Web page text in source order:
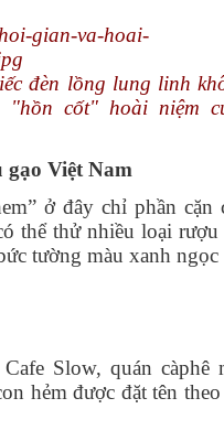
đèn lồng lung linh
cốt" hoài niệm
Việt Nam
ở đây chỉ phần cặn
thể thử nhiều loại
tường màu xanh ngọc
Slow, quán càphê
hẻm được đặt tên